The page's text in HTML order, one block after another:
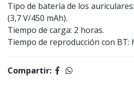
Tipo de batería de los
(3,7 V/450 mAh).
Tiempo de carga: 2 horas.
Tiempo de reproducción con BT:
Compartir: